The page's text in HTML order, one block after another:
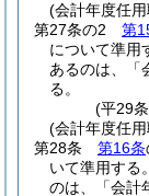
(会計年度任
第27条の2
第
について準用
あるのは、「
る。
(平29
(会計年度任
第28条
第16条
いて準用する。
のは、「会計